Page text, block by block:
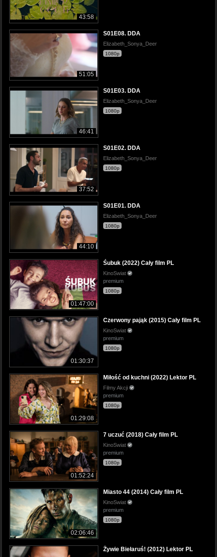
43:58
51:05
S01E08. DDA
Elizabeth_Sonya_Deer
1080p
46:41
S01E03. DDA
Elizabeth_Sonya_Deer
1080p
37:52
S01E02. DDA
Elizabeth_Sonya_Deer
1080p
44:10
S01E01. DDA
Elizabeth_Sonya_Deer
1080p
01:47:00
Śubuk (2022) Cały film PL
KinoSwiat
premium
1080p
01:30:37
Czerwony pająk (2015) Cały film PL
KinoSwiat
premium
1080p
01:29:08
Miłość od kuchni (2022) Lektor PL
Filmy Akcji
premium
1080p
01:52:24
7 uczuć (2018) Cały film PL
KinoSwiat
premium
1080p
02:06:46
Miasto 44 (2014) Cały film PL
KinoSwiat
premium
1080p
Żywie Biełaruś! (2012) Lektor PL